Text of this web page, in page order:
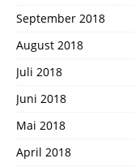
September 2018
August 2018
Juli 2018
Juni 2018
Mai 2018
April 2018